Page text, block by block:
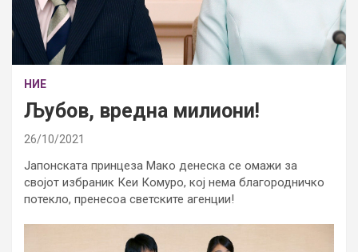
НИЕ
Љубов, вредна милиони!
26/10/2021
Јапонската принцеза Мако денеска се омажи за
својот избраник Кеи Комуро, кој нема благородничко
потекло, пренесоа светските агенции!